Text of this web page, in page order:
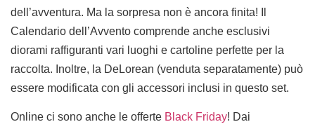
dell’avventura. Ma la sorpresa non è ancora finita! Il
Calendario dell’Avvento comprende anche esclusivi
diorami raffiguranti vari luoghi e cartoline perfette per la
raccolta. Inoltre, la DeLorean (venduta separatamente) può
essere modificata con gli accessori inclusi in questo set.
Online ci sono anche le offerte Black Friday! Dai